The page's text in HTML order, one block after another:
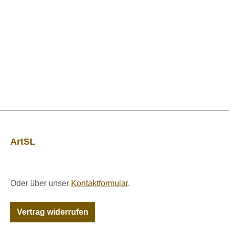
ArtSL
Oder über unser Kontaktformular.
Vertrag widerrufen